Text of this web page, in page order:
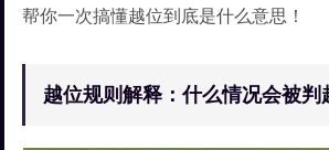
帮你一次搞懂越位到底是什么意思！
越位规则解释：什么情况会被判